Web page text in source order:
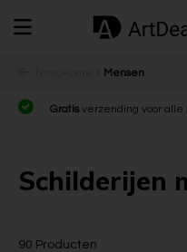
Mensen
Gratis verzending voor alle
Schilderijen
90 Producten